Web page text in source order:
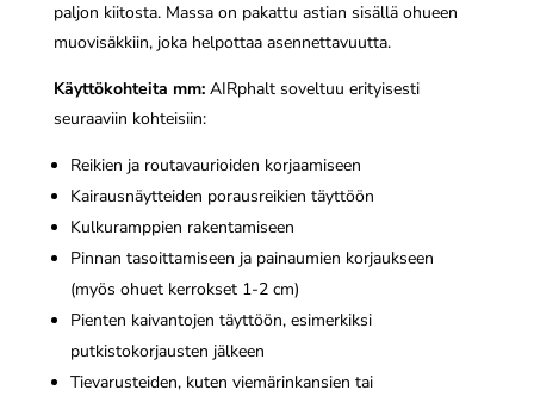
paljon kiitosta. Massa on pakattu astian sisällä ohueen
muovisäkkiin, joka helpottaa asennettavuutta.
Käyttökohteita mm:AIRphalt soveltuu erityisesti
seuraaviin kohteisiin:
Reikien ja routavaurioiden korjaamiseen
Kairausnäytteiden porausreikien täyttöön
Kulkuramppien rakentamiseen
Pinnan tasoittamiseen ja painaumien korjaukseen
(myös ohuet kerrokset 1-2 cm)
Pienten kaivantojen täyttöön, esimerkiksi
putkistokorjausten jälkeen
Tievarusteiden, kuten viemärinkansien tai